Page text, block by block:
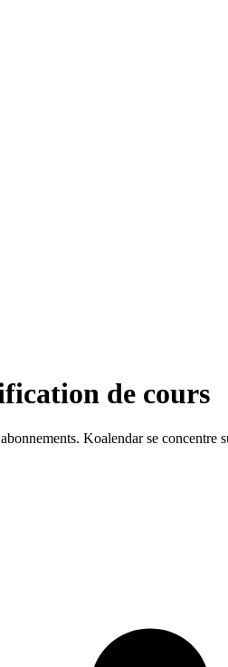
de cours
Koalendar se